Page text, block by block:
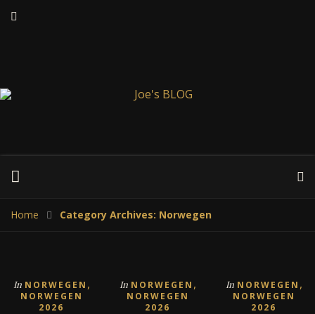
Home Category Archives: Norwegen
In NORWEGEN ,
NORWEGEN
2026
In NORWEGEN ,
NORWEGEN
2026
In NORWEGEN ,
NORWEGEN
2026